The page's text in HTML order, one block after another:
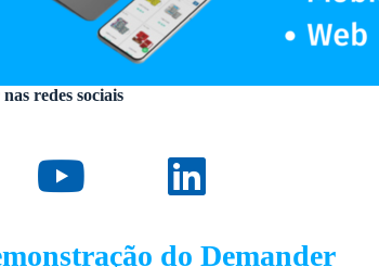
redes sociais
do Demander